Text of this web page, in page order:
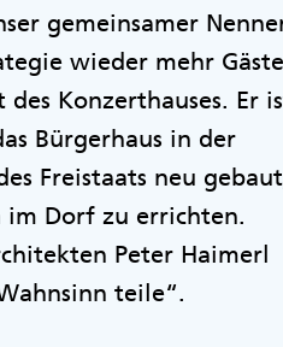
gemeinsamer
wieder mehr Gäste
Konzerthauses. Er
Bürgerhaus in der
Freistaats neu
Dorf zu errichten.
Peter Haimerl
teile“.